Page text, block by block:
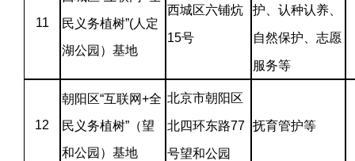
11
民义务植树”(人定
湖公园）基地
西城区六铺炕
15号
护、认种认养、
自然保护、志愿
服务等
12
朝阳区“互联网+全
民义务植树”（望
和公园）基地
北京市朝阳区
北四环东路77
号望和公园
抚育管护等